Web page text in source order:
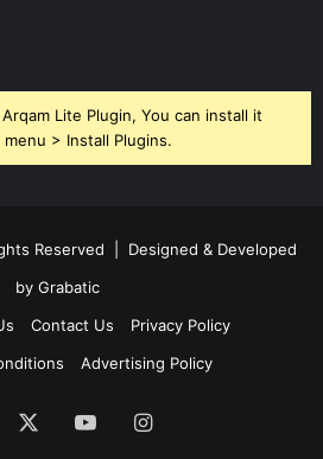
Lite Plugin, You can install it
> Install Plugins.
Reserved | Designed & Developed
by Grabatic
Contact Us
Privacy Policy
Advertising Policy
YouTubeInstagram